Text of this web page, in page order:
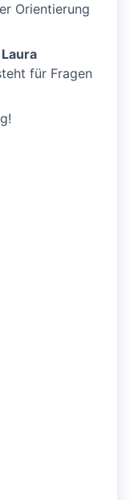
Orientierung
Laura
für Fragen